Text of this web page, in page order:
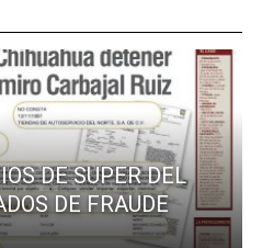
DE SUPER DEL
DE FRAUDE